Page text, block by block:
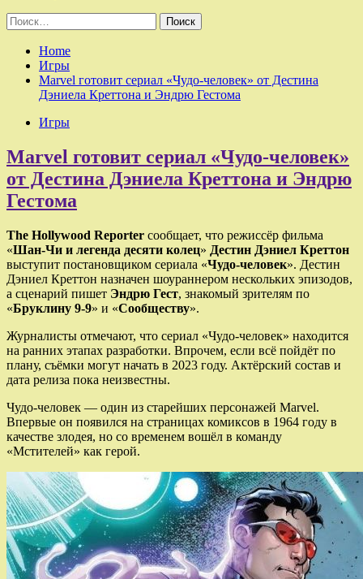
Найти:
Home
Игры
Marvel готовит сериал «Чудо-человек» от Дестина
Дэниела Креттона и Эндрю Гестома
Игры
Marvel готовит сериал «Чудо-человек»
от Дестина Дэниела Креттона и Эндрю
Гестома
The Hollywood Reporter сообщает, что режиссёр фильма
«Шан-Чи и легенда десяти колец» Дестин Дэниел Креттон
выступит постановщиком сериала «Чудо-человек». Дестин
Дэниел Креттон назначен шоураннером нескольких эпизодов,
а сценарий пишет Эндрю Гест, знакомый зрителям по
«Бруклину 9-9» и «Сообществу».
Журналисты отмечают, что сериал «Чудо-человек» находится
на ранних этапах разработки. Впрочем, если всё пойдёт по
плану, съёмки могут начать в 2023 году. Актёрский состав и
дата релиза пока неизвестны.
Чудо-человек — один из старейших персонажей Marvel.
Впервые он появился на страницах комиксов в 1964 году в
качестве злодея, но со временем вошёл в команду
«Мстителей» как герой.